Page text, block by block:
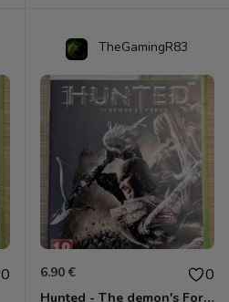
0
TheGamingR83
6.90 € 0
Hunted - The demon's Forge Xbox 360 (Complet CIB)